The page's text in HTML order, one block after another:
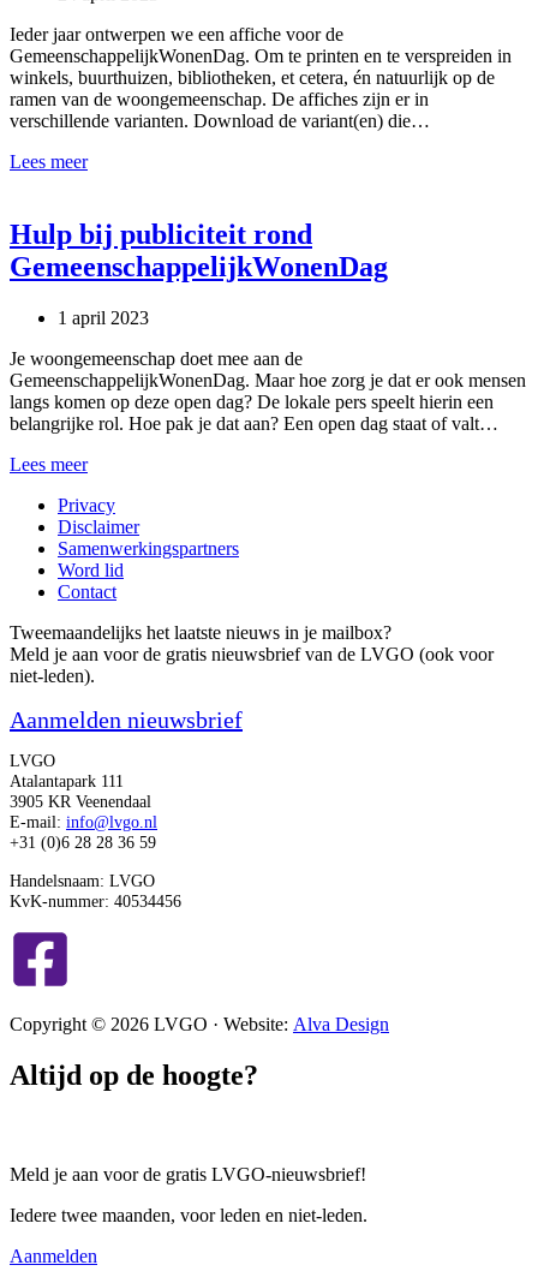
Ieder jaar ontwerpen we een affiche voor de
GemeenschappelijkWonenDag. Om te printen en te verspreiden in
winkels, buurthuizen, bibliotheken, et cetera, én natuurlijk op de
ramen van de woongemeenschap. De affiches zijn er in
verschillende varianten. Download de variant(en) die…
Lees meerAffiches
Hulp bij publiciteit rond
GemeenschappelijkWonenDag
1 april 2023
Je woongemeenschap doet mee aan de
GemeenschappelijkWonenDag. Maar hoe zorg je dat er ook mensen
langs komen op deze open dag? De lokale pers speelt hierin een
belangrijke rol. Hoe pak je dat aan? Een open dag staat of valt…
Lees meerHulp
publiciteit
rond
GemeenschappelijkWonenDag
Privacy
Disclaimer
Samenwerkingspartners
Word lid
Contact
Tweemaandelijks het laatste nieuws in je mailbox?
Meld je aan voor de gratis nieuwsbrief van de LVGO (ook voor
niet-leden).
Aanmelden nieuwsbrief
LVGO
Atalantapark 111
3905 KR Veenendaal
E-mail: info@lvgo.nl
+31 (0)6 28 28 36 59
Handelsnaam: LVGO
KvK-nummer: 40534456
Copyright © 2026 LVGO · Website: Alva Design
Altijd op de hoogte?
Meld je aan voor de gratis LVGO-nieuwsbrief!
Iedere twee maanden, voor leden en niet-leden.
Aanmelden